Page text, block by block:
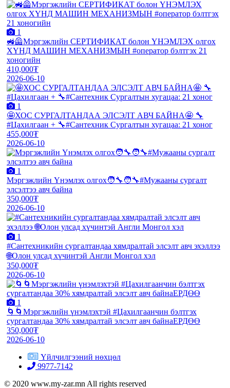
1
🚜🦺Мэргэжлийн СЕРТИФИКАТ болон ҮНЭМЛЭХ олгох
ХҮНД МАШИН МЕХАНИЗМЫН #оператор бэлтгэх 21
хоногийн
410,000₮
2026-06-10
1
🤩ХОС СУРГАЛТАНДАА ЭЛСЭЛТ АВЧ БАЙНА🤩 🔧
#Цахилгаан + 🔧#Сантехник Сургалтын хугацаа: 21 хоног
455,000₮
2026-06-10
1
Мэргэжлийн Үнэмлэх олгох🧑‍🔧🧑‍🔧#Мужааны сургалт
элсэлтээ авч байна
350,000₮
2026-06-10
1
#Сантехникийн сургалтандаа хямдралтай элсэлт авч эхэллээ
🌐Олон улсад хүчинтэй Англи Монгол хэл
350,000₮
2026-06-10
1
🌀🌀Мэргэжлийн үнэмлэхтэй #Цахилгаанчин бэлтгэх
сургалтандаа 30% хямдралтай элсэлт авч байнаЕРДӨӨ
350,000₮
2026-06-10
Үйлчилгээний нөхцөл
9977-7142
© 2020 www.my-zar.mn All rights reserved